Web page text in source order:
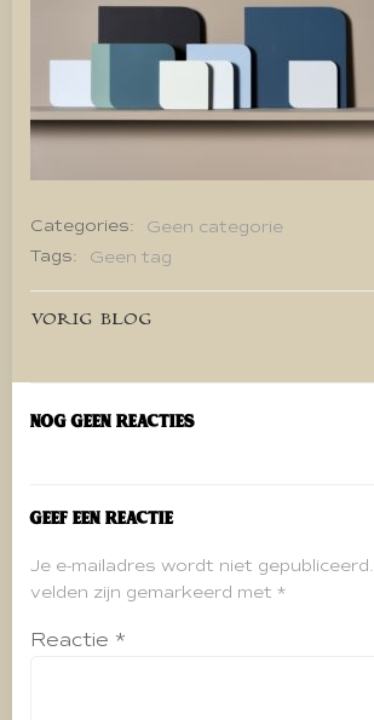
Categories:
Geen categorie
Tags:
Geen tag
Bericht
navigatie
VORIG BLOG
Nog geen reacties
Geef een reactie
Je e-mailadres wordt niet gepubliceerd.
velden zijn gemarkeerd met *
Reactie *